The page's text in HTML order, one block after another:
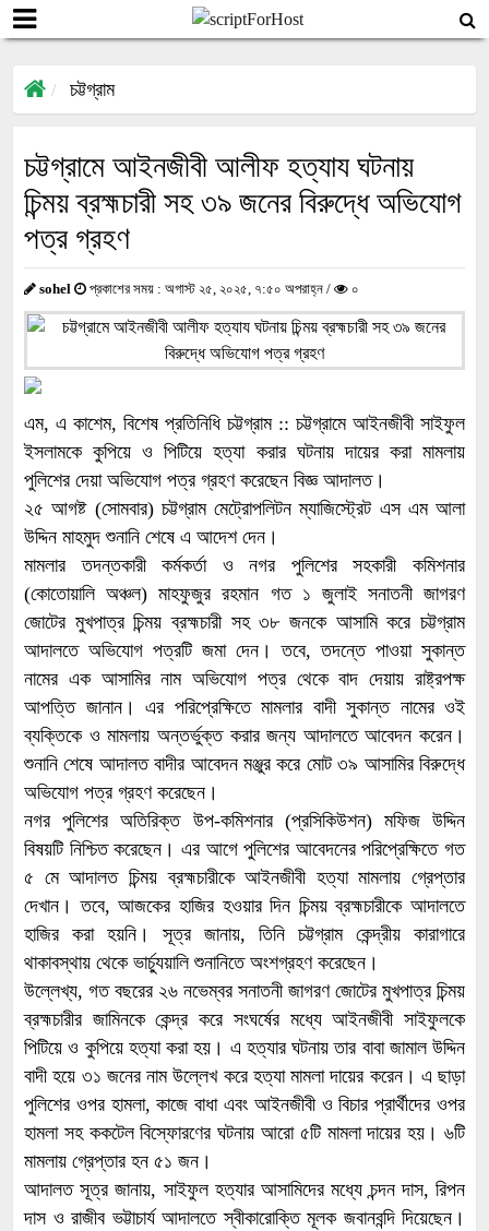
চট্টগ্রাম
চট্টগ্রামে আইনজীবী আলীফ হত্যায ঘটনায়
চিন্ময় ব্রহ্মচারী সহ ৩৯ জনের বিরুদ্ধে অভিযোগ
পত্র গ্রহণ
sohel প্রকাশের সময় : অগাস্ট ২৫, ২০২৫, ৭:৫০ অপরাহ্ন / ০
এম, এ কাশেম, বিশেষ প্রতিনিধি চট্টগ্রাম :: চট্টগ্রামে আইনজীবী সাইফুল
ইসলামকে কুপিয়ে ও পিটিয়ে হত্যা করার ঘটনায় দায়ের করা মামলায়
পুলিশের দেয়া অভিযোগ পত্র গ্রহণ করেছেন বিজ্ঞ আদালত।
২৫ আগষ্ট (সোমবার) চট্টগ্রাম মেট্রোপলিটন ম্যাজিস্ট্রেট এস এম আলা
উদ্দিন মাহমুদ শুনানি শেষে এ আদেশ দেন।
মামলার তদন্তকারী কর্মকর্তা ও নগর পুলিশের সহকারী কমিশনার
(কোতোয়ালি অঞ্চল) মাহফুজুর রহমান গত ১ জুলাই সনাতনী জাগরণ
জোটের মুখপাত্র চিন্ময় ব্রহ্মচারী সহ ৩৮ জনকে আসামি করে চট্টগ্রাম
আদালতে অভিযোগ পত্রটি জমা দেন। তবে, তদন্তে পাওয়া সুকান্ত
নামের এক আসামির নাম অভিযোগ পত্র থেকে বাদ দেয়ায় রাষ্ট্রপক্ষ
আপত্তি জানান। এর পরিপ্রেক্ষিতে মামলার বাদী সুকান্ত নামের ওই
ব্যক্তিকে ও মামলায় অন্তর্ভুক্ত করার জন্য আদালতে আবেদন করেন।
শুনানি শেষে আদালত বাদীর আবেদন মঞ্জুর করে মোট ৩৯ আসামির বিরুদ্ধে
অভিযোগ পত্র গ্রহণ করেছেন।
নগর পুলিশের অতিরিক্ত উপ-কমিশনার (প্রসিকিউশন) মফিজ উদ্দিন
বিষয়টি নিশ্চিত করেছেন। এর আগে পুলিশের আবেদনের পরিপ্রেক্ষিতে গত
৫ মে আদালত চিন্ময় ব্রহ্মচারীকে আইনজীবী হত্যা মামলায় গ্রেপ্তার
দেখান। তবে, আজকের হাজির হওয়ার দিন চিন্ময় ব্রহ্মচারীকে আদালতে
হাজির করা হয়নি। সূত্র জানায়, তিনি চট্টগ্রাম কেন্দ্রীয় কারাগারে
থাকাবস্থায় থেকে ভার্চ্যুয়ালি শুনানিতে অংশগ্রহণ করেছেন।
উল্লেখ্য, গত বছরের ২৬ নভেম্বর সনাতনী জাগরণ জোটের মুখপাত্র চিন্ময়
ব্রহ্মচারীর জামিনকে কেন্দ্র করে সংঘর্ষের মধ্যে আইনজীবী সাইফুলকে
পিটিয়ে ও কুপিয়ে হত্যা করা হয়। এ হত্যার ঘটনায় তার বাবা জামাল উদ্দিন
বাদী হয়ে ৩১ জনের নাম উল্লেখ করে হত্যা মামলা দায়ের করেন। এ ছাড়া
পুলিশের ওপর হামলা, কাজে বাধা এবং আইনজীবী ও বিচার প্রার্থীদের ওপর
হামলা সহ ককটেল বিস্ফোরণের ঘটনায় আরো ৫টি মামলা দায়ের হয়। ৬টি
মামলায় গ্রেপ্তার হন ৫১ জন।
আদালত সূত্র জানায়, সাইফুল হত্যার আসামিদের মধ্যে চন্দন দাস, রিপন
দাস ও রাজীব ভট্টাচার্য আদালতে স্বীকারোক্তি মূলক জবানবন্দি দিয়েছেন।